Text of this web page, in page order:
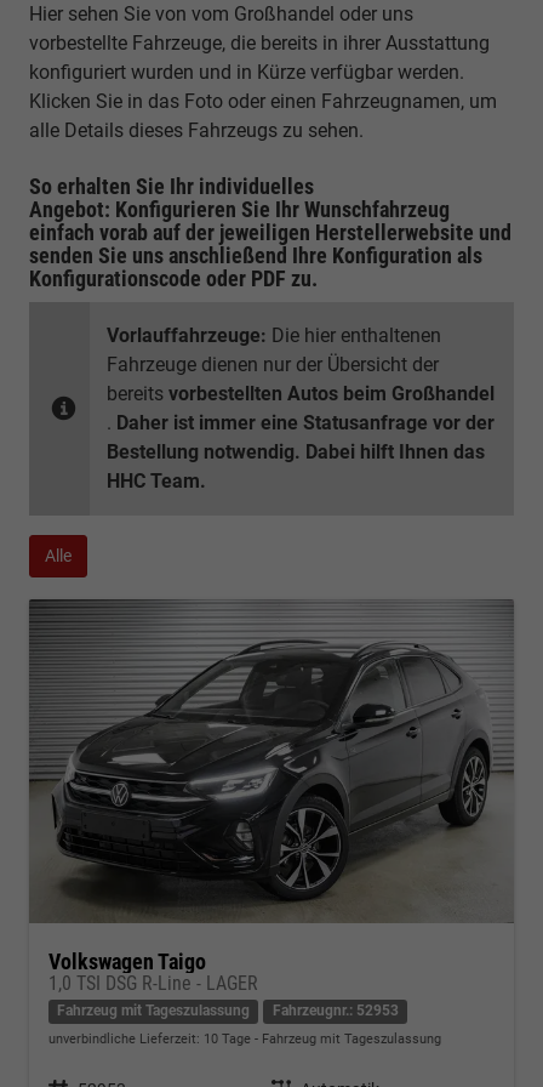
Hier sehen Sie von vom Großhandel oder uns
vorbestellte Fahrzeuge, die bereits in ihrer Ausstattung
konfiguriert wurden und in Kürze verfügbar werden.
Klicken Sie in das Foto oder einen Fahrzeugnamen, um
alle Details dieses Fahrzeugs zu sehen.
So erhalten Sie Ihr individuelles
Angebot: Konfigurieren Sie Ihr Wunschfahrzeug
einfach vorab auf der jeweiligen Herstellerwebsite und
senden Sie uns anschließend Ihre Konfiguration als
Konfigurationscode oder PDF zu.
Vorlauffahrzeuge: Die hier enthaltenen
Fahrzeuge dienen nur der Übersicht der
bereits vorbestellten Autos beim Großhandel
. Daher ist immer eine Statusanfrage vor der
Bestellung notwendig. Dabei hilft Ihnen das
HHC Team.
Alle
Volkswagen Taigo
1,0 TSI DSG R-Line - LAGER
Fahrzeug mit Tageszulassung Fahrzeugnr.: 52953
unverbindliche Lieferzeit: 10 Tage Fahrzeug mit Tageszulassung